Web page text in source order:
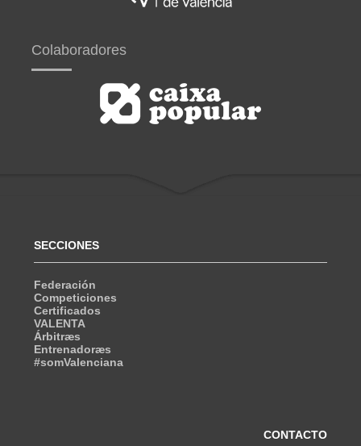
Colaboradores
SECCIONES
Federación
Competiciones
Certificados
VALENTA
Árbitræs
Entrenadoræs
#somValenciana
CONTACTO